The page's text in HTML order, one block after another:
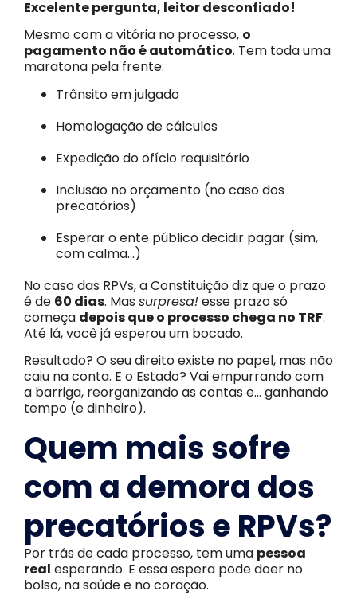
Excelente pergunta, leitor desconfiado!
Mesmo com a vitória no processo, o
pagamento não é automático. Tem toda uma
maratona pela frente:
Trânsito em julgado
Homologação de cálculos
Expedição do ofício requisitório
Inclusão no orçamento (no caso dos
precatórios)
Esperar o ente público decidir pagar (sim,
com calma…)
No caso das RPVs, a Constituição diz que o prazo
é de 60 dias. Mas surpresa!esse prazo só
começa depois que o processo chega no TRF.
Até lá, você já esperou um bocado.
Resultado? O seu direito existe no papel, mas não
caiu na conta. E o Estado? Vai empurrando com
a barriga, reorganizando as contas e… ganhando
tempo (e dinheiro).
Quem mais sofre
com a demora dos
precatórios e RPVs?
Por trás de cada processo, tem uma pessoa
real esperando. E essa espera pode doer no
bolso, na saúde e no coração.